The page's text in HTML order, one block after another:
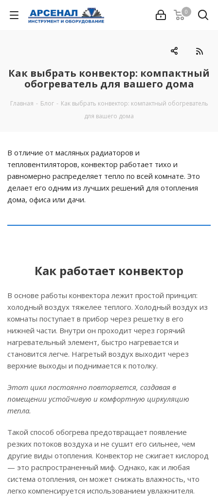
0
Как выбрать конвектор: компактный
обогреватель для вашего дома
Главная - Блог - Как выбрать конвектор: компактный обогреватель
для вашего дома
В отличие от масляных радиаторов и
тепловентиляторов, конвектор работает тихо и
равномерно распределяет тепло по всей комнате. Это
делает его одним из лучших решений для отопления
дома, офиса или дачи.
Как работает конвектор
В основе работы конвектора лежит простой принцип:
холодный воздух тяжелее теплого. Холодный воздух из
комнаты поступает в прибор через решетку в его
нижней части. Внутри он проходит через горячий
нагревательный элемент, быстро нагревается и
становится легче. Нагретый воздух выходит через
верхние выходы и поднимается к потолку.
Этот цикл постоянно повторяется, создавая в
помещении устойчивую и комфортную циркуляцию
тепла.
Такой способ обогрева предотвращает появление
резких потоков воздуха и не сушит его сильнее, чем
другие виды отопления. Конвектор не сжигает кислород
— это распространенный миф. Однако, как и любая
система отопления, он может снижать влажность, что
легко компенсируется использованием увлажнителя.